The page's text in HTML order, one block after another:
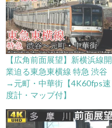
【広角前面展望】新横浜線開
業迫る東急東横線 特急 渋谷
→元町・中華街【4K60fps速
度計・マップ付】